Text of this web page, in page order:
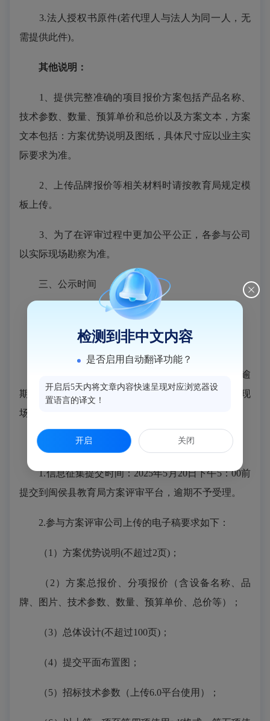
3.法人授权书原件(若代理人与法人为同一人，无
需提供此件)。
其他说明：
1、提供完整准确的项目报价方案包括产品名称、
技术参数、数量、预算单价和总价以及方案文本，方案
文本包括：方案优势说明及图纸，具体尺寸应以业主实
际要求为准。
2、上传品牌报价等相关材料时请按教育局规定模
板上传。
3、为了在评审过程中更加公平公正，各参与公司
以实际现场勘察为准。
三、公示时间
公告发布起5个工作日
四、报名及现场勘查时间
8：00—10：00，逾
期不予受理。10：00后即组织现场勘查，如有疑问，现
场答疑。
五、信息征集要求与提交时间
1.信息征集提交时间：2025年5月20日下午5：00前
提交到闽侯县教育局方案评审平台，逾期不予受理。
2.参与方案评审公司上传的电子稿要求如下：
（1）方案优势说明(不超过2页)；
（ 2）方案总报价、分项报价（含设备名称、品
牌、图片、技术参数、数量、预算单价、总价等）；
（3）总体设计(不超过100页)；
（4）提交平面布置图；
（5）招标技术参数（上传6.0平台使用）；
检测到非中文内容
是否启用自动翻译功能？
开启后5天内将文章内容快速呈现对应浏览器设
置语言的译文！
开启 关闭